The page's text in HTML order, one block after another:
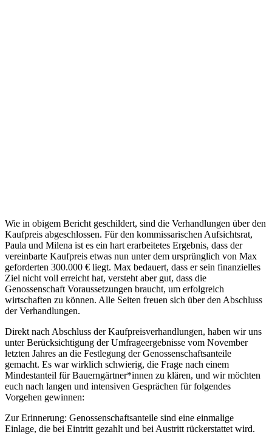
Wie in obigem Bericht geschildert, sind die Verhandlungen über den
Kaufpreis abgeschlossen. Für den kommissarischen Aufsichtsrat,
Paula und Milena ist es ein hart erarbeitetes Ergebnis, dass der
vereinbarte Kaufpreis etwas nun unter dem ursprünglich von Max
geforderten 300.000 € liegt. Max bedauert, dass er sein finanzielles
Ziel nicht voll erreicht hat, versteht aber gut, dass die
Genossenschaft Voraussetzungen braucht, um erfolgreich
wirtschaften zu können. Alle Seiten freuen sich über den Abschluss
der Verhandlungen.
Direkt nach Abschluss der Kaufpreisverhandlungen, haben wir uns
unter Berücksichtigung der Umfrageergebnisse vom November
letzten Jahres an die Festlegung der Genossenschaftsanteile
gemacht. Es war wirklich schwierig, die Frage nach einem
Mindestanteil für Bauerngärtner*innen zu klären, und wir möchten
euch nach langen und intensiven Gesprächen für folgendes
Vorgehen gewinnen:
Zur Erinnerung: Genossenschaftsanteile sind eine einmalige
Einlage, die bei Eintritt gezahlt und bei Austritt rückerstattet wird.